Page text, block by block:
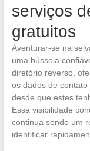
serviços
gratuitos
Aventurar-se na
uma bússola
diretório reverso,
os dados de
desde que estes
Essa visibilidade
continua sendo um
identificar